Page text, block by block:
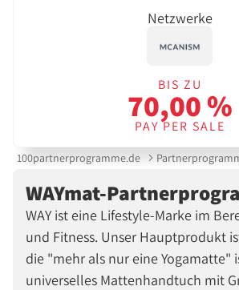
Netzwerke
BIS ZU
70,00 %
PAY PER SALE
100partnerprogramme.de
WAYmat-
WAY ist eine Lifestyle-Marke im
und Fitness. Unser Hauptprodukt
die "mehr als nur eine Yogamatte"
universelles Mattenhandtuch mit